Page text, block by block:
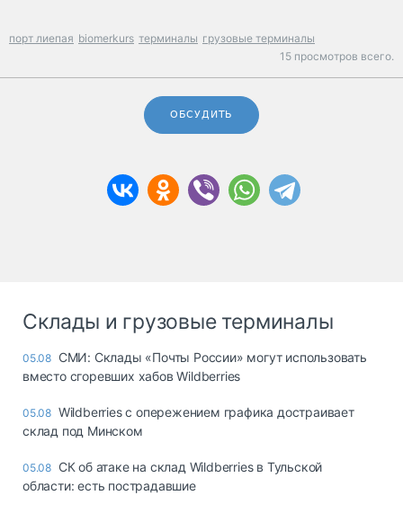
порт лиепая biomerkurs терминалы грузовые терминалы
15 просмотров всего.
ОБСУДИТЬ
Склады и грузовые терминалы
05.08 СМИ: Склады «Почты России» могут использовать
вместо сгоревших хабов Wildberries
05.08 Wildberries с опережением графика достраивает
склад под Минском
05.08 СК об атаке на склад Wildberries в Тульской
области: есть пострадавшие